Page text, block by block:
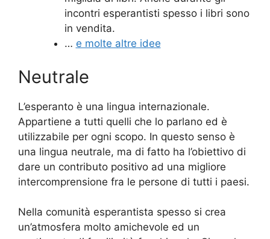
incontri esperantisti spesso i libri sono
in vendita.
… e molte altre idee
Neutrale
L’esperanto è una lingua internazionale.
Appartiene a tutti quelli che lo parlano ed è
utilizzabile per ogni scopo. In questo senso è
una lingua neutrale, ma di fatto ha l’obiettivo di
dare un contributo positivo ad una migliore
intercomprensione fra le persone di tutti i paesi.
Nella comunità esperantista spesso si crea
un’atmosfera molto amichevole ed un